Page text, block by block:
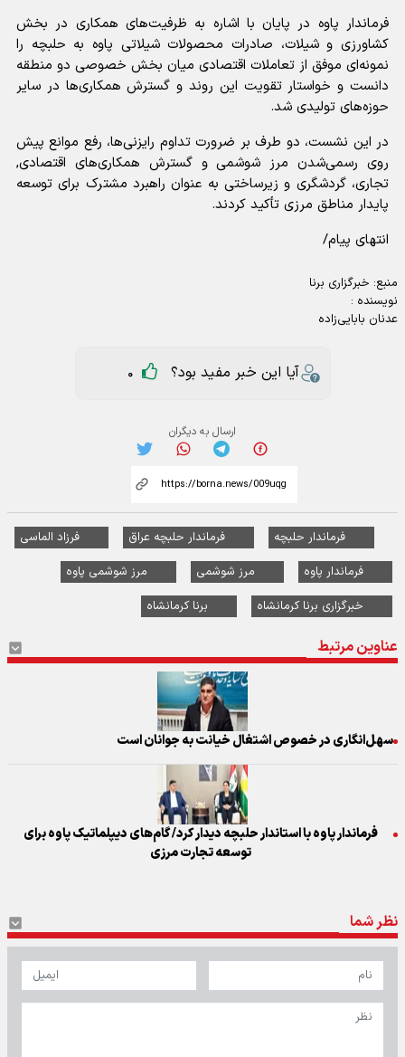
فرماندار پاوه در پایان با اشاره به ظرفیت‌های همکاری در بخش
کشاورزی و شیلات، صادرات محصولات شیلاتی پاوه به حلبچه را
نمونه‌ای موفق از تعاملات اقتصادی میان بخش خصوصی دو منطقه
دانست و خواستار تقویت این روند و گسترش همکاری‌ها در سایر
حوزه‌های تولیدی شد.
در این نشست، دو طرف بر ضرورت تداوم رایزنی‌ها، رفع موانع پیش
روی رسمی‌شدن مرز شوشمی و گسترش همکاری‌های اقتصادی,
تجاری، گردشگری و زیرساختی به عنوان راهبرد مشترک برای توسعه
پایدار مناطق مرزی تأکید کردند.
انتهای پیام/
منبع: خبرگزاری برنا
نویسنده :
عدنان بابایی‌زاده
آیا این خبر مفید بود؟ 0
ارسال به دیگران
فرماندار حلبچه فرماندار حلبچه عراق
فرزاد الماسی
فرماندار پاوه
مرز شوشمی
مرز شوشمی پاوه
خبرگزاری برنا کرمانشاه
برنا کرمانشاه
عناوین مرتبط
سهل‌انگاری در خصوص اشتغال خیانت به جوانان است
فرماندار پاوه با استاندار حلبچه دیدار کرد/ گام‌های دیپلماتیک پاوه برای
توسعه تجارت مرزی
نظر شما